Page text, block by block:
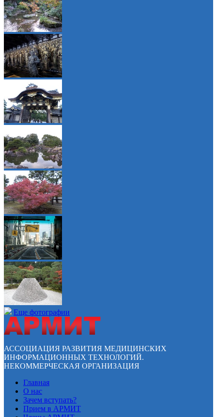
Еще фотографии
АССОЦИАЦИЯ РАЗВИТИЯ МЕДИЦИНСКИХ
ИНФОРМАЦИОННЫХ ТЕХНОЛОГИЙ.
НЕКОММЕРЧЕСКАЯ ОРГАНИЗАЦИЯ
Главная
О нас
Зачем вступать?
Прием в АРМИТ